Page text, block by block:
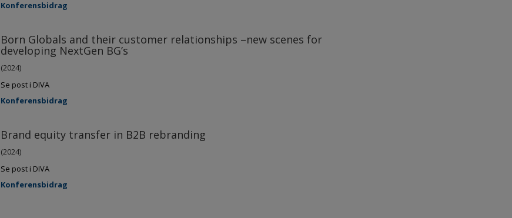
Konferensbidrag
Born Globals and their customer relationships –new scenes for
developing NextGen BG’s
(2024)
Se post i DIVA
Konferensbidrag
Brand equity transfer in B2B rebranding
(2024)
Se post i DIVA
Konferensbidrag